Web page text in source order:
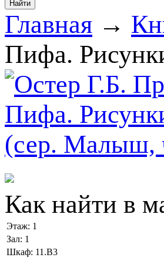
Главная →
Пифа.
Как найти в
Этаж: 1
Зал: 1
Шкаф: 11.В3